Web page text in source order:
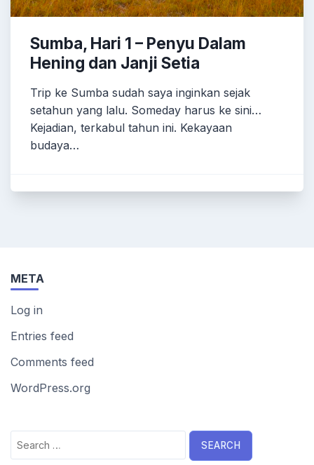
Sumba, Hari 1 – Penyu Dalam
Hening dan Janji Setia
Trip ke Sumba sudah saya inginkan sejak
setahun yang lalu. Someday harus ke sini…
Kejadian, terkabul tahun ini. Kekayaan
budaya…
META
Log in
Entries feed
Comments feed
WordPress.org
Search
for: